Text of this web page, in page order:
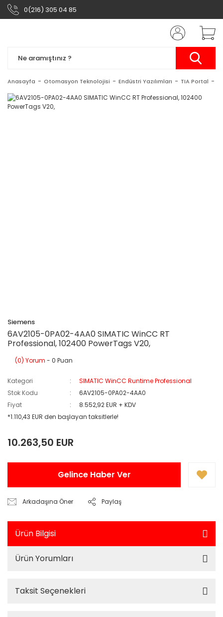
0(216) 305 04 85
Anasayfa Otomasyon Teknolojisi Endüstri Yazılımları TIA Portal
Siemens
6AV2105-0PA02-4AA0 SIMATIC WinCC RT
Professional, 102400 PowerTags V20,
(0) Yorum - 0 Puan
Kategori
SIMATIC WinCC Runtime Professional
Stok Kodu
6AV2105-0PA02-4AA0
Fiyat
8.552,92 EUR + KDV
*1.110,43 EUR den başlayan taksitlerle!
10.263,50 EUR
Gelince Haber Ver
Arkadaşına Öner Paylaş
Ürün Bilgisi
Ürün Yorumları
Taksit Seçenekleri